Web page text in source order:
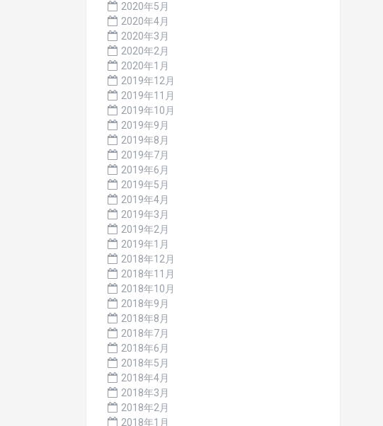
2020年5月
2020年4月
2020年3月
2020年2月
2020年1月
2019年12月
2019年11月
2019年10月
2019年9月
2019年8月
2019年7月
2019年6月
2019年5月
2019年4月
2019年3月
2019年2月
2019年1月
2018年12月
2018年11月
2018年10月
2018年9月
2018年8月
2018年7月
2018年6月
2018年5月
2018年4月
2018年3月
2018年2月
2018年1月